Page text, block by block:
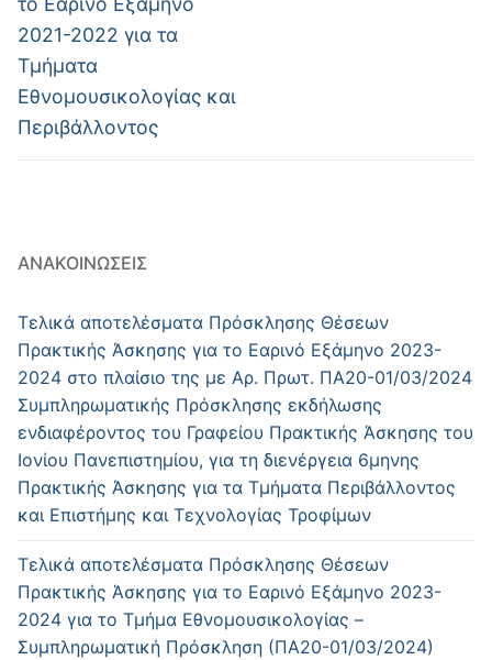
2021-2022 για τα
Τμήματα
Εθνομουσικολογίας και
Περιβάλλοντος
ΑΝΑΚΟΙΝΏΣΕΙΣ
Τελικά αποτελέσματα Πρόσκλησης Θέσεων
Πρακτικής Άσκησης για το Εαρινό Εξάμηνο 2023-
2024 στο πλαίσιο της με Αρ. Πρωτ. ΠΑ20-01/03/2024
Συμπληρωματικής Πρόσκλησης εκδήλωσης
ενδιαφέροντος του Γραφείου Πρακτικής Άσκησης του
Ιονίου Πανεπιστημίου, για τη διενέργεια 6μηνης
Πρακτικής Άσκησης για τα Τμήματα Περιβάλλοντος
και Επιστήμης και Τεχνολογίας Τροφίμων
Τελικά αποτελέσματα Πρόσκλησης Θέσεων
Πρακτικής Άσκησης για το Εαρινό Εξάμηνο 2023-
2024 για το Τμήμα Εθνομουσικολογίας –
Συμπληρωματική Πρόσκληση (ΠΑ20-01/03/2024)